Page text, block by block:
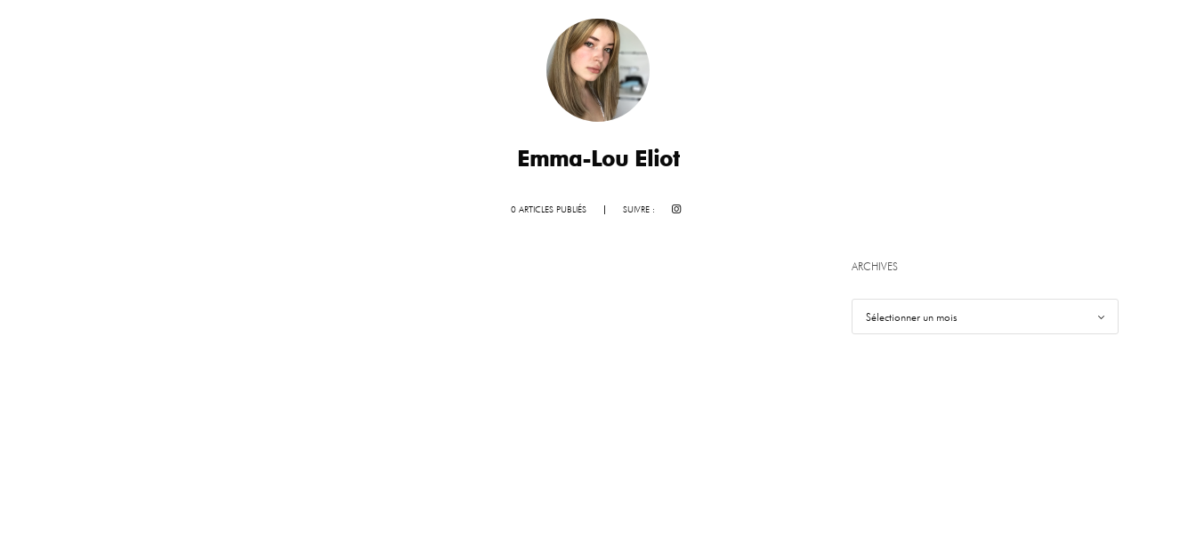
Emma-Lou Eliot
0 ARTICLES PUBLIÉS | SUIVRE :
ARCHIVES